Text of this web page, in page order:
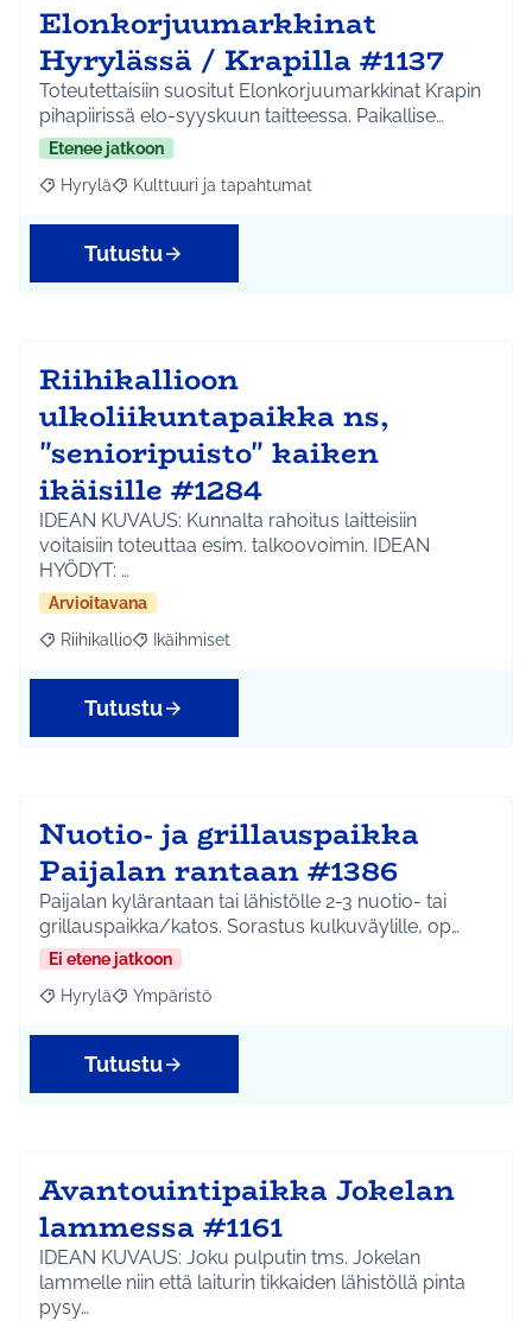
Elonkorjuumarkkinat
Hyrylässä / Krapilla #1137
Toteutettaisiin suositut Elonkorjuumarkkinat Krapin
pihapiirissä elo-syyskuun taitteessa. Paikallise…
Etenee jatkoon
Rajaa tulokset aihepiirin mukaan: Hyrylä
Hyrylä Rajaa tulokset teeman mukaan: Kulttuuri ja
Kulttuuri ja tapahtumat
Tutustu
Riihikallioon
ulkoliikuntapaikka ns,
"senioripuisto" kaiken
ikäisille #1284
IDEAN KUVAUS: Kunnalta rahoitus laitteisiin
voitaisiin toteuttaa esim. talkoovoimin. IDEAN
HYÖDYT: …
Arvioitavana
Rajaa tulokset aihepiirin mukaan: Riihikallio
Riihikallio Rajaa tulokset teeman mukaan: Ikäihmiset
Ikäihmiset
Tutustu
Nuotio- ja grillauspaikka
Paijalan rantaan #1386
Paijalan kylärantaan tai lähistölle 2-3 nuotio- tai
grillauspaikka/katos. Sorastus kulkuväylille, op…
Ei etene jatkoon
Rajaa tulokset aihepiirin mukaan: Hyrylä
Hyrylä Rajaa tulokset teeman mukaan: Ympäristö
Ympäristö
Tutustu
Avantouintipaikka Jokelan
lammessa #1161
IDEAN KUVAUS: Joku pulputin tms. Jokelan
lammelle niin että laiturin tikkaiden lähistöllä pinta
pysy…